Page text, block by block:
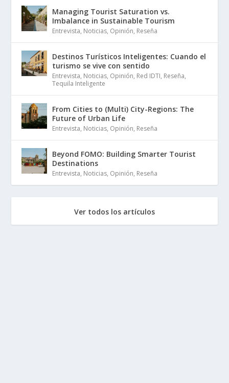
Managing Tourist Saturation vs.
Imbalance in Sustainable Tourism
Entrevista, Noticias, Opinión, Reseña
Destinos Turísticos Inteligentes: Cuando el
turismo se vive con sentido
Entrevista, Noticias, Opinión, Red IDTI, Reseña,
Tequila Inteligente
From Cities to (Multi) City-Regions: The
Future of Urban Life
Entrevista, Noticias, Opinión, Reseña
Beyond FOMO: Building Smarter Tourist
Destinations
Entrevista, Noticias, Opinión, Reseña
Ver todos los artículos